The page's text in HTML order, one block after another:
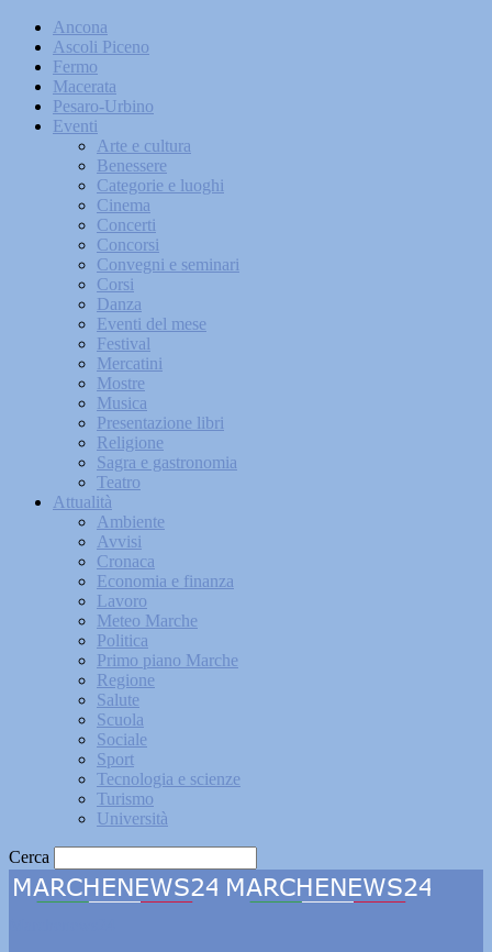
Ancona
Ascoli Piceno
Fermo
Macerata
Pesaro-Urbino
Eventi
Arte e cultura
Benessere
Categorie e luoghi
Cinema
Concerti
Concorsi
Convegni e seminari
Corsi
Danza
Eventi del mese
Festival
Mercatini
Mostre
Musica
Presentazione libri
Religione
Sagra e gastronomia
Teatro
Attualità
Ambiente
Avvisi
Cronaca
Economia e finanza
Lavoro
Meteo Marche
Politica
Primo piano Marche
Regione
Salute
Scuola
Sociale
Sport
Tecnologia e scienze
Turismo
Università
Cerca